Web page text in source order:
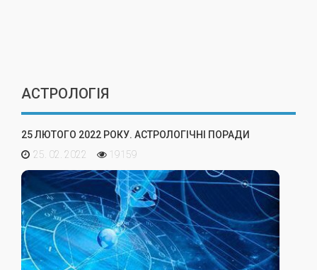
АСТРОЛОГІЯ
25 ЛЮТОГО 2022 РОКУ. АСТРОЛОГІЧНІ ПОРАДИ
25. 02. 2022
19159